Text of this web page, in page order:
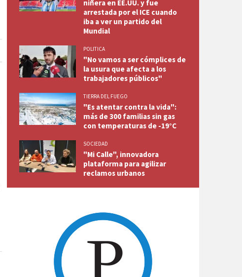
niñera en EE.UU. y fue
arrestada por el ICE cuando
iba a ver un partido del
Mundial
POLITICA
"No vamos a ser cómplices de
la usura que afecta a los
trabajadores públicos"
TIERRA DEL FUEGO
"Es atentar contra la vida":
más de 300 familias sin gas
con temperaturas de -19°C
SOCIEDAD
"Mi Calle", innovadora
plataforma para agilizar
reclamos urbanos